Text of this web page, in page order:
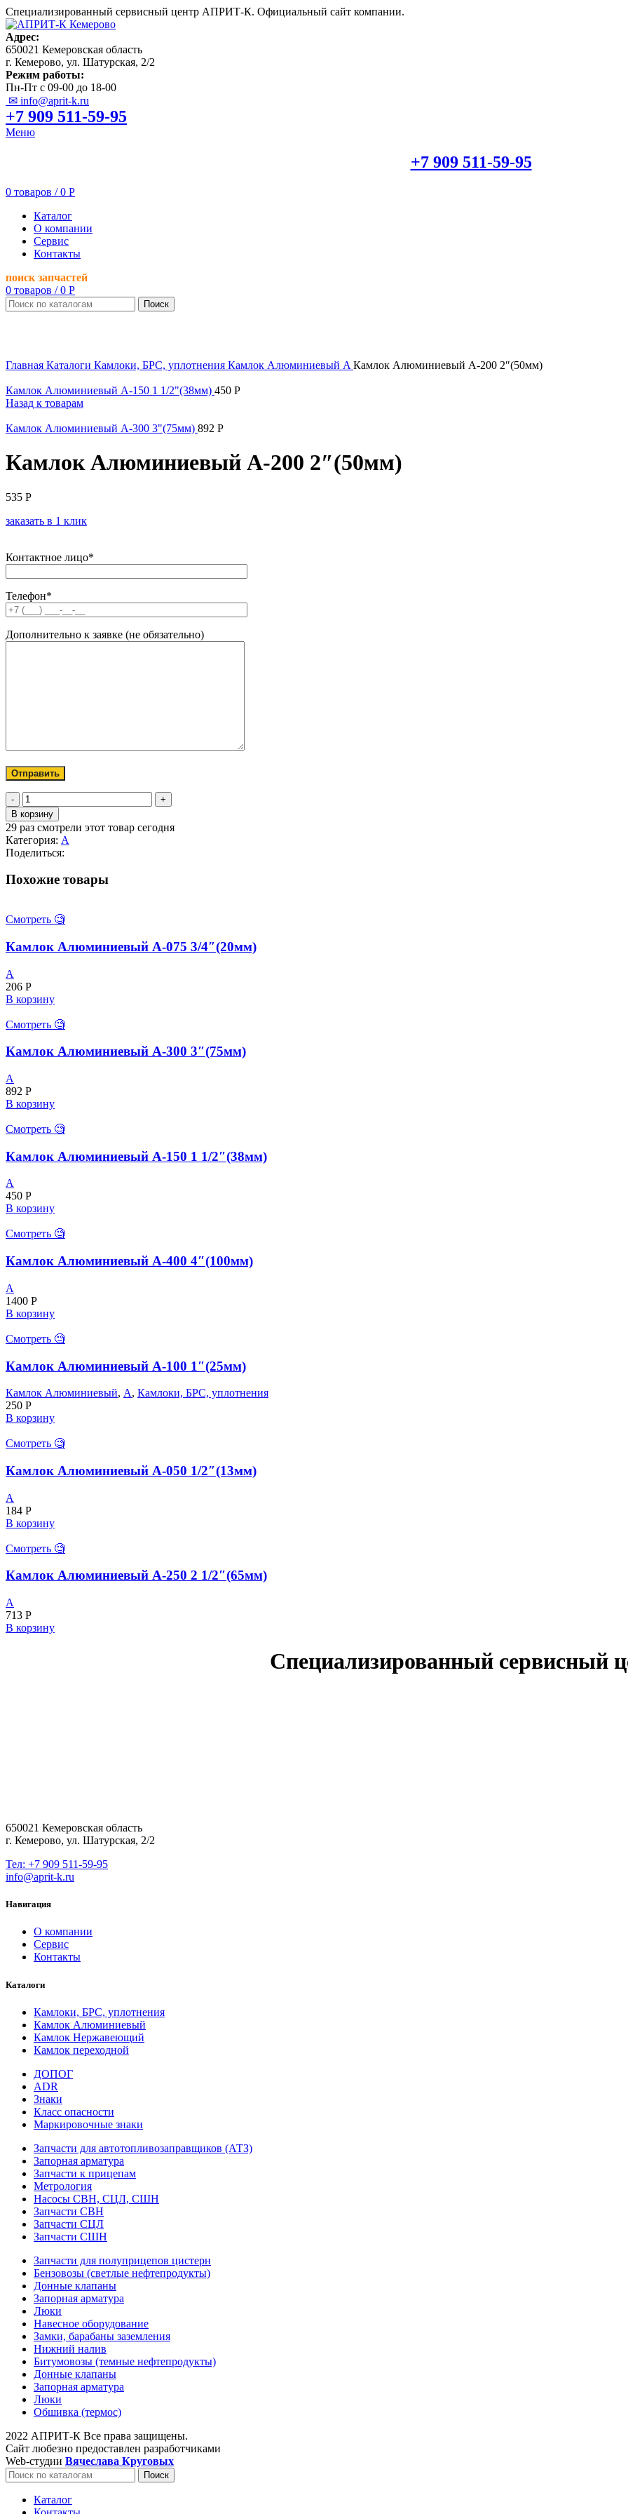
Специализированный сервисный центр АПРИТ-К. Официальный сайт компании.
Адрес:
650021 Кемеровская область
г. Кемерово, ул. Шатурская, 2/2
Режим работы:
Пн-Пт с 09-00 до 18-00
✉ info@aprit-k.ru
+7 909 511-59-95
Меню
+7 909 511-59-95
0 товаров / 0 Р
Каталог
О компании
Сервис
Контакты
поиск запчастей
0 товаров / 0 Р
Поиск
Главная Каталоги Камлоки, БРС, уплотнения Камлок Алюминиевый A Камлок Алюминиевый А-200 2″(50мм)
Камлок Алюминиевый А-150 1 1/2"(38мм) 450 Р
Назад к товарам
Камлок Алюминиевый А-300 3"(75мм) 892 Р
Камлок Алюминиевый А-200 2″(50мм)
535 Р
заказать в 1 клик
Контактное лицо*
Телефон*
Дополнительно к заявке (не обязательно)
Количество
товара
Камлок
Алюминиевый
А-200
2"
В корзину
29 раз смотрели этот товар сегодня
Категория: A
Поделиться:
Похожие товары
Смотреть 🧐
Камлок Алюминиевый А-075 3/4″(20мм)
A
206 Р
В корзину
Смотреть 🧐
Камлок Алюминиевый А-300 3″(75мм)
A
892 Р
В корзину
Смотреть 🧐
Камлок Алюминиевый А-150 1 1/2″(38мм)
A
450 Р
В корзину
Смотреть 🧐
Камлок Алюминиевый А-400 4″(100мм)
A
1400 Р
В корзину
Смотреть 🧐
Камлок Алюминиевый А-100 1″(25мм)
Камлок Алюминиевый, A, Камлоки, БРС, уплотнения
250 Р
В корзину
Смотреть 🧐
Камлок Алюминиевый А-050 1/2″(13мм)
A
184 Р
В корзину
Смотреть 🧐
Камлок Алюминиевый А-250 2 1/2″(65мм)
A
713 Р
В корзину
Специализированный сервисный
650021 Кемеровская область
г. Кемерово, ул. Шатурская, 2/2
Тел: +7 909 511-59-95
info@aprit-k.ru
Навигация
О компании
Сервис
Контакты
Каталоги
Камлоки, БРС, уплотнения
Камлок Алюминиевый
Камлок Нержавеющий
Камлок переходной
ДОПОГ
ADR
Знаки
Класс опасности
Маркировочные знаки
Запчасти для автотопливозаправщиков (АТЗ)
Запорная арматура
Запчасти к прицепам
Метрология
Насосы СВН, СЦЛ, СШН
Запчасти СВН
Запчасти СЦЛ
Запчасти СШН
Запчасти для полуприцепов цистерн
Бензовозы (светлые нефтепродукты)
Донные клапаны
Запорная арматура
Люки
Навесное оборудование
Замки, барабаны заземления
Нижний налив
Битумовозы (темные нефтепродукты)
Донные клапаны
Запорная арматура
Люки
Обшивка (термос)
2022 АПРИТ-К Все права защищены.
Сайт любезно предоставлен разработчиками
Web-студии Вячеслава Круговых
Поиск
Каталог